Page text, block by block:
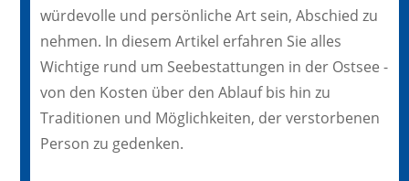
würdevolle und persönliche Art sein, Abschied zu
nehmen. In diesem Artikel erfahren Sie alles
Wichtige rund um Seebestattungen in der Ostsee -
von den Kosten über den Ablauf bis hin zu
Traditionen und Möglichkeiten, der verstorbenen
Person zu gedenken.